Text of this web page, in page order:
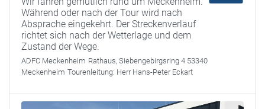
Während oder nach der Tour wird nach
Absprache eingekehrt. Der Streckenverlauf
richtet sich nach der Wetterlage und dem
Zustand der Wege.
ADFC Meckenheim Rathaus, Siebengebirgsring 4 53340
Meckenheim Tourenleitung: Herr Hans-Peter Eckart